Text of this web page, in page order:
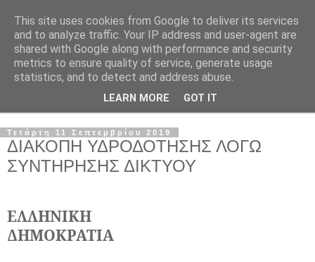
Τετάρτη 11 Σεπτεμβρίου 2019
ΔΙΑΚΟΠΗ ΥΔΡΟΔΟΤΗΣΗΣ ΛΟΓΩ
ΣΥΝΤΗΡΗΣΗΣ ΔΙΚΤΥΟΥ
ΕΛΛΗΝΙΚΗ
ΔΗΜΟΚΡΑΤΙΑ
This site uses cookies from Google to deliver its services
and to analyze traffic. Your IP address and user-agent are
shared with Google along with performance and security
metrics to ensure quality of service, generate usage
statistics, and to detect and address abuse.
LEARN MORE GOT IT